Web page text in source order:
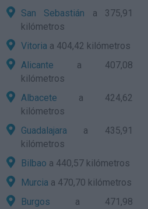
San Sebastián a 375,91
kilómetros
Vitoria a 404,42 kilómetros
Alicante a 407,08
kilómetros
Albacete a 424,62
kilómetros
Guadalajara a 435,91
kilómetros
Bilbao a 440,57 kilómetros
Murcia a 470,70 kilómetros
Burgos a 471,98